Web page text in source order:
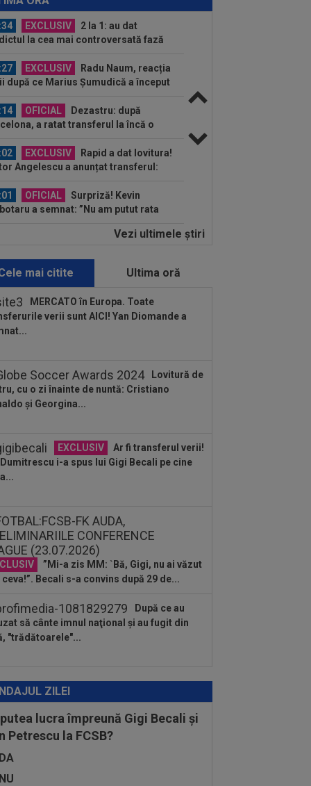
Gigi unul bun”
EXCLUSIV
2 la 1: au dat
la cea mai controversată fază
EXCLUSIV
Radu Naum, reacția
după ce Marius Șumudică a început
OFICIAL
Dezastru: după
a ratat transferul la încă o
EXCLUSIV
Rapid a dat lovitura!
Angelescu a anunțat transferul:
OFICIAL
Surpriză! Kevin
a semnat: ”Nu am putut rata
Rușii îl provoacă pe David
L-a ”vrăjit” pe Pancu în 45 de
+...
Alex Dobre a vorbit despre
de la Rapid, după 0-0 cu UTA:
după UTA - Rapid: ”Mamă,
Puțin respect nu...
EXCLUSIV
Atacant pentru
EXCLUSIV
2 la 1: au dat
la cea mai controversată fază
- Rapid...
cu CFR...
OFICIAL
Dezastru: după
a ratat transferul la încă o
de UCL! Picat la...
Vezi ultimele ştiri
mai citite Ultima oră
MERCATO în Europa. Toate
verii sunt AICI! Yan Diomande a
Lovitură de
cu o zi înainte de nuntă: Cristiano
și Georgina...
EXCLUSIV
Ar fi transferul verii!
i-a spus lui Gigi Becali pe cine
”Mi-a zis MM: `Bă, Gigi, nu ai văzut
ceva!”. Becali s-a convins după 29 de...
După ce au
să cânte imnul naţional şi au fugit din
"trădătoarele"...
ZILEI
lucra împreună Gigi Becali și
Petrescu la FCSB?